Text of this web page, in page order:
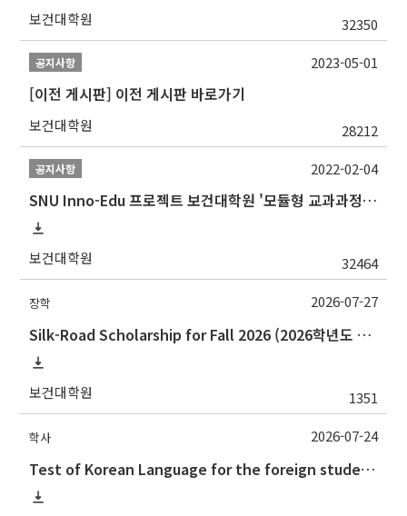
보건대학원 32350
공지사항
[이전 게시판] 이전 게시판 바로가기
보건대학원 28212
2023-05-01
공지사항
SNU Inno-Edu 프로젝트 보건대학원 '모듈형 교과과정' 안내(revised 2022/2/28)
보건대학원 32464
2022-02-04
장학
Silk-Road Scholarship for Fall 2026 (2026학년도 2학기‘실크로드 장학사업' 안내)
보건대학원 1351
2026-07-27
학사
Test of Korean Language for the foreign students(the 2nd semester, 2026) 2026.2학기 외국인학생의 한국어시험 실시 안내(논문제출자격시험)
2026-07-24